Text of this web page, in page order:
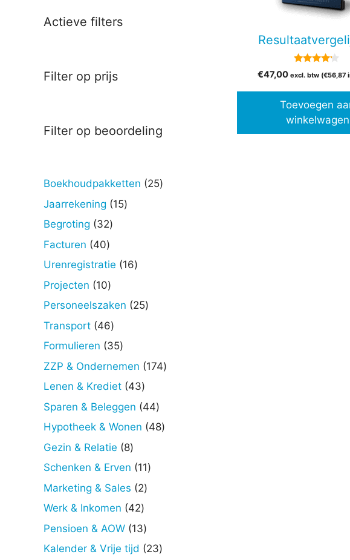
4.00
van 5
€47,00 excl. btw (€56,87
Toevoegen
winkelwagen
Actieve filters
Filter op prijs
Filter op beoordeling
Boekhoudpakketten 2525
Jaarrekening 1515
Begroting 3232
Facturen 4040
producten
Urenregistratie 1616
Projecten 1010
producten
Personeelszaken 2525
Transport 4646
producten
Formulieren 3535
producten
ZZP & Ondernemen 174174
Lenen & Krediet 4343
producten
Sparen & Beleggen 4444
producten
Hypotheek & Wonen 4848
Gezin & Relatie 88
producten
Schenken & Erven 1111
Marketing & Sales 22
Werk & Inkomen 4242
producten
Pensioen & AOW 1313
producten
Kalender & Vrije tijd 2323